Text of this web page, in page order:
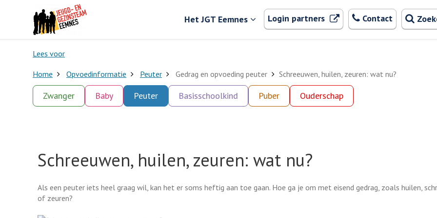
Het JGT Eemnes Login partners . Externe linkContact
Lees voor
Zoeken
Home Opvoedinformatie Peuter Gedrag en opvoeding peuter Schreeuwen, huilen, zeuren: wat nu?
Zwanger Baby Peuter Basisschoolkind Puber Ouderschap
Schreeuwen, huilen, zeuren: wat nu?
Als een peuter iets heel graag wil, kan het er soms heftig aan toe gaan. Hoe ga je om met eisend gedrag, zoals huilen,
of zeuren?